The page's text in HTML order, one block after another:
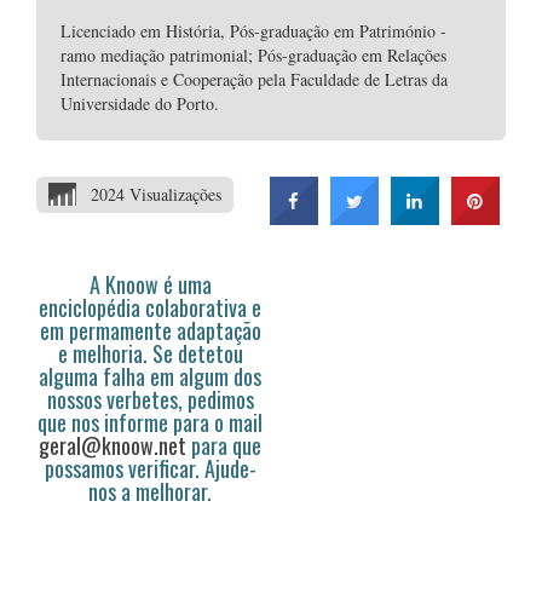
Licenciado em História, Pós-graduação em Património -
ramo mediação patrimonial; Pós-graduação em Relações
Internacionais e Cooperação pela Faculdade de Letras da
Universidade do Porto.
2024 Visualizações
A Knoow é uma
enciclopédia colaborativa e
em permamente adaptação
e melhoria. Se detetou
alguma falha em algum dos
nossos verbetes, pedimos
que nos informe para o mail
geral@knoow.net para que
possamos verificar. Ajude-
nos a melhorar.